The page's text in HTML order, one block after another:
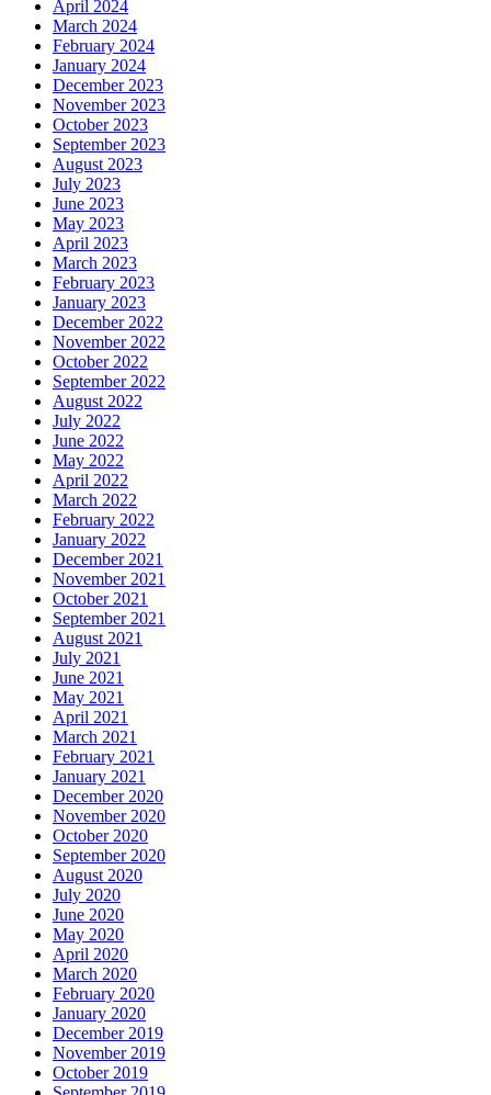
April 2024
March 2024
February 2024
January 2024
December 2023
November 2023
October 2023
September 2023
August 2023
July 2023
June 2023
May 2023
April 2023
March 2023
February 2023
January 2023
December 2022
November 2022
October 2022
September 2022
August 2022
July 2022
June 2022
May 2022
April 2022
March 2022
February 2022
January 2022
December 2021
November 2021
October 2021
September 2021
August 2021
July 2021
June 2021
May 2021
April 2021
March 2021
February 2021
January 2021
December 2020
November 2020
October 2020
September 2020
August 2020
July 2020
June 2020
May 2020
April 2020
March 2020
February 2020
January 2020
December 2019
November 2019
October 2019